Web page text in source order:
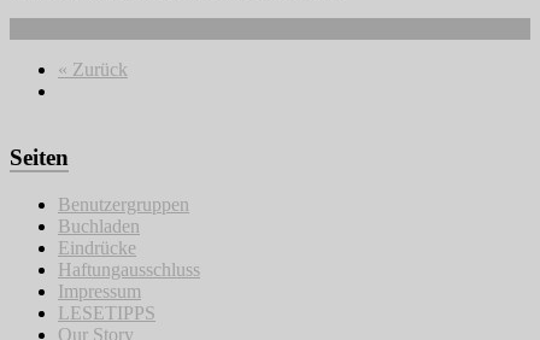
« Zurück
Seiten
Benutzergruppen
Buchladen
Eindrücke
Haftungausschluss
Impressum
LESETIPPS
Our Story